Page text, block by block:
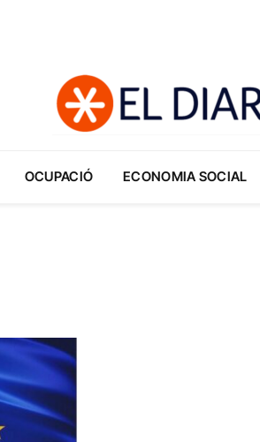
OCUPACIÓ ECONOMIA SOCIAL